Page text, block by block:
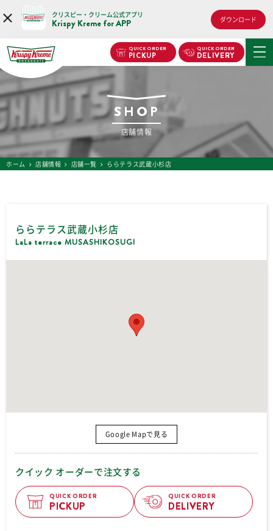
クリスピー・クリーム公式アプリ
Krispy Kreme for APP ダウンロード
QUICK ORDER
PICKUP
QUICK ORDER
DELIVERY
SHOP
店舗情報
ホーム 店舗情報 店舗一覧 ららテラス武蔵小杉店
ららテラス武蔵小杉店
LaLa terrace MUSASHIKOSUGI
Google Mapで見る
クイック オーダーで注文する
QUICK ORDER
PICKUP
QUICK ORDER
DELIVERY